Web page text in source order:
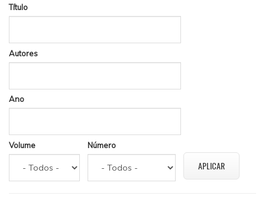
Título
Autores
Ano
Volume Número